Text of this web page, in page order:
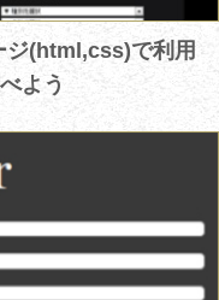
ジ(html,css)で利用
よう